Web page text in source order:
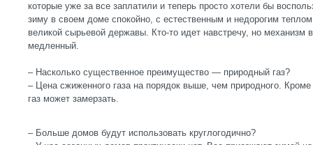
которые уже за все заплатили и теперь просто хотели бы
зиму в своем доме спокойно, с естественным и недорогим
великой сырьевой державы. Кто-то идет навстречу, но механизм
медленный.
– Насколько существенное преимущество — природный газ?
– Цена сжиженного газа на порядок выше, чем природного.
газ может замерзать.
– Больше домов будут использовать круглогодично?